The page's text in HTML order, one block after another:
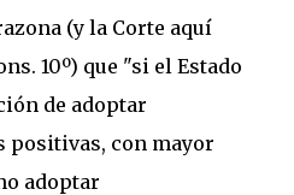
(y la Corte aquí
10º) que "si el Estado
de adoptar
positivas, con mayor
adoptar